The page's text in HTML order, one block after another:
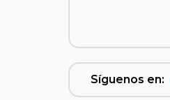
Síguenos en: